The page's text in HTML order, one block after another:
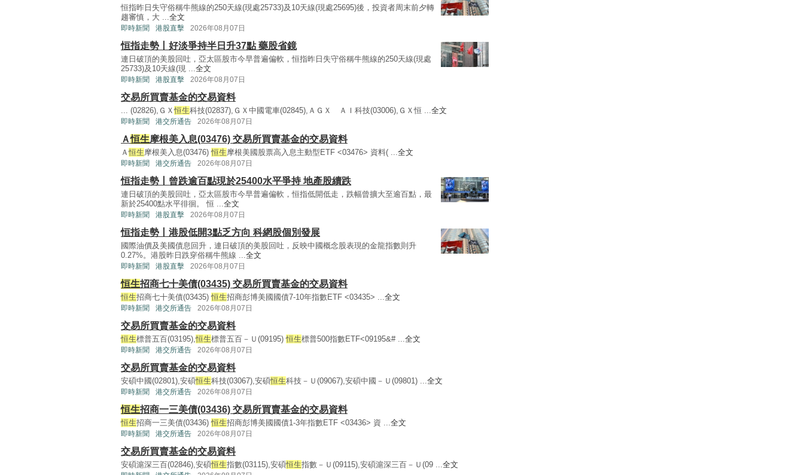
恒指昨日失守俗稱牛熊線的250天線(現處25733)及10天線(現處25695)後，投資者周末前夕轉
趨審慎，大 ...全文
即時新聞 港股直擊 2026年08月07日
恒指走勢丨好淡爭持半日升37點 藥股省鏡
連日破頂的美股回吐，亞太區股市今早普遍偏軟，恒指昨日失守俗稱牛熊線的250天線(現處
25733)及10天線(現 ...全文
即時新聞 港股直擊 2026年08月07日
交易所買賣基金的交易資料
... (02826),ＧＸ恒生科技(02837),ＧＸ中國電車(02845),ＡＧＸ ＡＩ科技(03006),ＧＸ恒 ...全文
即時新聞 港交所通告 2026年08月07日
Ａ恒生摩根美入息(03476) 交易所買賣基金的交易資料
Ａ恒生摩根美入息(03476)恒生摩根美國股票高入息主動型ETF <03476> 資料( ...全文
即時新聞 港交所通告 2026年08月07日
恒指走勢丨曾跌逾百點現於25400水平爭持 地產股續跌
連日破頂的美股回吐，亞太區股市今早普遍偏軟，恒指低開低走，跌幅曾擴大至逾百點，最
新於25400點水平徘徊。 恒 ...全文
即時新聞 港股直擊 2026年08月07日
恒指走勢丨港股低開3點乏方向 科網股個別發展
國際油價及美國債息回升，連日破頂的美股回吐，反映中國概念股表現的金龍指數則升
0.27%。港股昨日跌穿俗稱牛熊線 ...全文
即時新聞 港股直擊 2026年08月07日
恒生招商七十美債(03435) 交易所買賣基金的交易資料
恒生招商七十美債(03435)恒生招商彭博美國國債7-10年指數ETF <03435> ...全文
即時新聞 港交所通告 2026年08月07日
交易所買賣基金的交易資料
恒生標普五百(03195),恒生標普五百－Ｕ(09195)恒生標普500指數ETF<09195&# ...全文
即時新聞 港交所通告 2026年08月07日
交易所買賣基金的交易資料
安碩中國(02801),安碩恒生科技(03067),安碩恒生科技－Ｕ(09067),安碩中國－Ｕ(09801) ...全文
即時新聞 港交所通告 2026年08月07日
恒生招商一三美債(03436) 交易所買賣基金的交易資料
恒生招商一三美債(03436)恒生招商彭博美國國債1-3年指數ETF <03436> 資 ...全文
即時新聞 港交所通告 2026年08月07日
交易所買賣基金的交易資料
安碩滬深三百(02846),安碩恒生指數(03115),安碩恒生指數－Ｕ(09115),安碩滬深三百－Ｕ(09 ...全文